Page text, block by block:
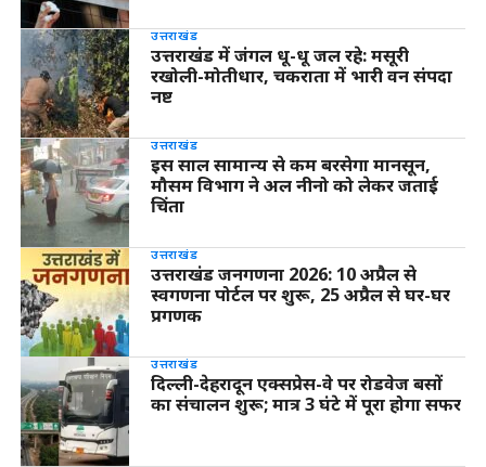
उत्तराखंड
उत्तराखंड में जंगल धू-धू जल रहे: मसूरी
रखोली-मोतीधार, चकराता में भारी वन संपदा
नष्ट
उत्तराखंड
इस साल सामान्य से कम बरसेगा मानसून,
मौसम विभाग ने अल नीनो को लेकर जताई
चिंता
उत्तराखंड
उत्तराखंड जनगणना 2026: 10 अप्रैल से
स्वगणना पोर्टल पर शुरू, 25 अप्रैल से घर-घर
प्रगणक
उत्तराखंड
दिल्ली-देहरादून एक्सप्रेस-वे पर रोडवेज बसों
का संचालन शुरू; मात्र 3 घंटे में पूरा होगा सफर